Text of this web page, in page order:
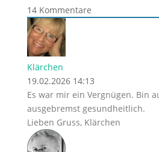
14Kommentare
Klärchen
19.02.2026 14:13
Es war mir ein Vergnügen. Bin
ausgebremst gesundheitlich.
Lieben Gruss, Klärchen